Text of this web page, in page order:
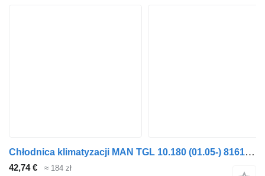
Chłodnica klimatyzacji MAN TGL 10.180 (01.05-) 81619750238 do ciągnika siodłowego MAN TGL, TGM, TGS, TGX (2005-2021)
42,74 € ≈ 184 zł